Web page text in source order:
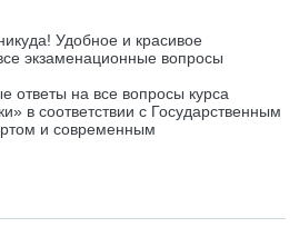
Удобное и красивое
экзаменационные вопросы
ответы на все вопросы курса
в соответствии с Государственным
и современным